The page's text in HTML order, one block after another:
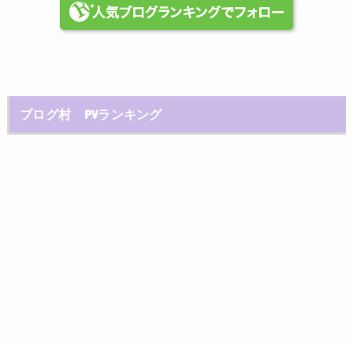
ブログ村 PVランキング